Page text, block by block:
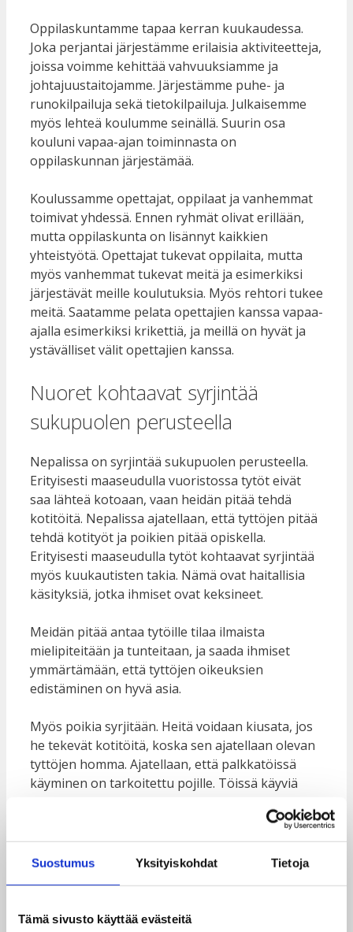
Suostumus Yksityiskohdat Tietoja
Tämä sivusto käyttää evästeitä
Oppilaskuntamme tapaa kerran kuukaudessa.
Joka perjantai järjestämme erilaisia aktiviteetteja,
joissa voimme kehittää vahvuuksiamme ja
johtajuustaitojamme. Järjestämme puhe- ja
runokilpailuja sekä tietokilpailuja. Julkaisemme
myös lehteä koulumme seinällä. Suurin osa
kouluni vapaa-ajan toiminnasta on
oppilaskunnan järjestämää.
Koulussamme opettajat, oppilaat ja vanhemmat
toimivat yhdessä. Ennen ryhmät olivat erillään,
mutta oppilaskunta on lisännyt kaikkien
yhteistyötä. Opettajat tukevat oppilaita, mutta
myös vanhemmat tukevat meitä ja esimerkiksi
järjestävät meille koulutuksia. Myös rehtori tukee
meitä. Saatamme pelata opettajien kanssa vapaa-
ajalla esimerkiksi krikettiä, ja meillä on hyvät ja
ystävälliset välit opettajien kanssa.
Nuoret kohtaavat syrjintää
sukupuolen perusteella
Nepalissa on syrjintää sukupuolen perusteella.
Erityisesti maaseudulla vuoristossa tytöt eivät
saa lähteä kotoaan, vaan heidän pitää tehdä
kotitöitä. Nepalissa ajatellaan, että tyttöjen pitää
tehdä kotityöt ja poikien pitää opiskella.
Erityisesti maaseudulla tytöt kohtaavat syrjintää
myös kuukautisten takia. Nämä ovat haitallisia
käsityksiä, jotka ihmiset ovat keksineet.
Meidän pitää antaa tytöille tilaa ilmaista
mielipiteitään ja tunteitaan, ja saada ihmiset
ymmärtämään, että tyttöjen oikeuksien
edistäminen on hyvä asia.
Myös poikia syrjitään. Heitä voidaan kiusata, jos
he tekevät kotitöitä, koska sen ajatellaan olevan
tyttöjen homma. Ajatellaan, että palkkatöissä
käyminen on tarkoitettu pojille. Töissä käyviä
halveksua. Näin ei saisi ajatella. Poikia ja tyttöjä
pitäisi kohdella samalla tavalla.
muunsukupuolisia syrjitään yhteiskunnassamme.